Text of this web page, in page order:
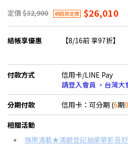
定價 $32,900 網路限定價 $26,010
結帳享優惠 【8/16前 享97折】
付款方式
信用卡/LINE Pay
請登入會員 ，台灣
分期付款 信用卡：可分期 (6期0
＊實際可分期數、適用利率，請以購物
信用卡分期
相關活動
娛樂滿載★滿額登記抽豪華影音